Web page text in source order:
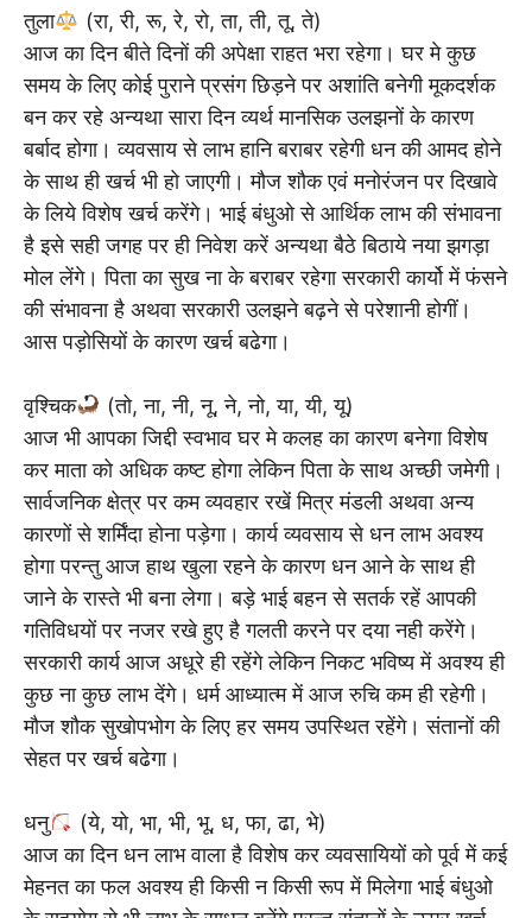
तुला
(रा, री, रू, रे, रो, ता, ती, तू, ते)
आज का दिन बीते दिनों की अपेक्षा राहत भरा रहेगा। घर मे कुछ
समय के लिए कोई पुराने प्रसंग छिड़ने पर अशांति बनेगी मूकदर्शक
बन कर रहे अन्यथा सारा दिन व्यर्थ मानसिक उलझनों के कारण
बर्बाद होगा। व्यवसाय से लाभ हानि बराबर रहेगी धन की आमद होने
के साथ ही खर्च भी हो जाएगी। मौज शौक एवं मनोरंजन पर दिखावे
के लिये विशेष खर्च करेंगे। भाई बंधुओ से आर्थिक लाभ की संभावना
है इसे सही जगह पर ही निवेश करें अन्यथा बैठे बिठाये नया झगड़ा
मोल लेंगे। पिता का सुख ना के बराबर रहेगा सरकारी कार्यो में फंसने
की संभावना है अथवा सरकारी उलझने बढ़ने से परेशानी होगीं।
आस पड़ोसियों के कारण खर्च बढेगा।
वृश्चिक
(तो, ना, नी, नू, ने, नो, या, यी, यू)
आज भी आपका जिद्दी स्वभाव घर मे कलह का कारण बनेगा विशेष
कर माता को अधिक कष्ट होगा लेकिन पिता के साथ अच्छी जमेगी।
सार्वजनिक क्षेत्र पर कम व्यवहार रखें मित्र मंडली अथवा अन्य
कारणों से शर्मिंदा होना पड़ेगा। कार्य व्यवसाय से धन लाभ अवश्य
होगा परन्तु आज हाथ खुला रहने के कारण धन आने के साथ ही
जाने के रास्ते भी बना लेगा। बड़े भाई बहन से सतर्क रहें आपकी
गतिविधयों पर नजर रखे हुए है गलती करने पर दया नही करेंगे।
सरकारी कार्य आज अधूरे ही रहेंगे लेकिन निकट भविष्य में अवश्य ही
कुछ ना कुछ लाभ देंगे। धर्म आध्यात्म में आज रुचि कम ही रहेगी।
मौज शौक सुखोपभोग के लिए हर समय उपस्थित रहेंगे। संतानों की
सेहत पर खर्च बढेगा।
धनु
(ये, यो, भा, भी, भू, ध, फा, ढा, भे)
आज का दिन धन लाभ वाला है विशेष कर व्यवसायियों को पूर्व में कई
मेहनत का फल अवश्य ही किसी न किसी रूप में मिलेगा भाई बंधुओ